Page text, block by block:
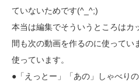
ていないためです(^_^;)
本当は編集でそういうところはカ
間も次の動画を作るのに使ってい
使っています。
●「えっとー」「あの」しゃべり